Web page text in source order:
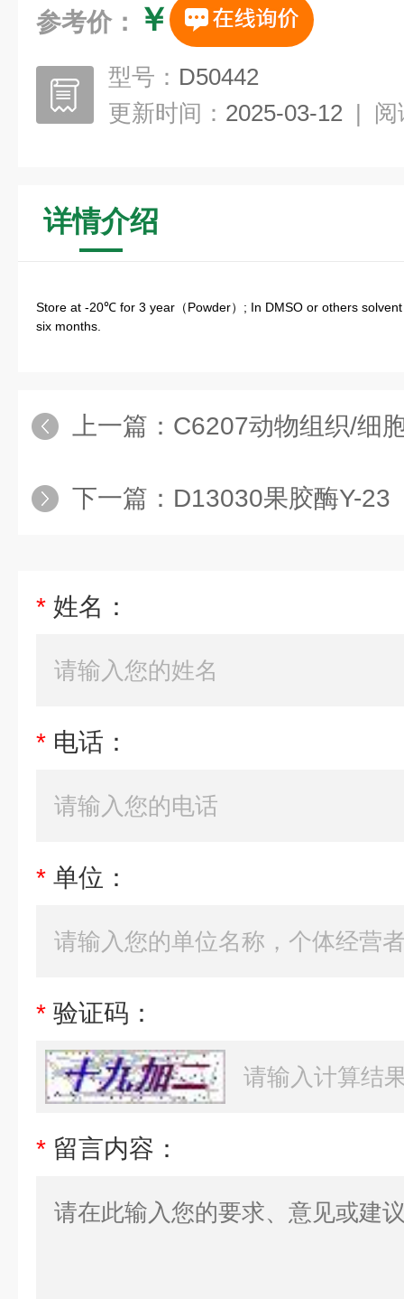
参考价： ￥
型号： D50442
更新时间： 2025-03-12 | 阅
详情介绍
Store at -20℃ for 3 year（Powder）; In DMSO or others
six months.
上一篇： C6207动物组织/细胞
下一篇： D13030果胶酶Y-23
* 姓名：
* 电话：
* 单位：
* 验证码：
* 留言内容：